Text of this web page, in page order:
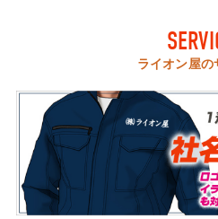
ライオン屋の